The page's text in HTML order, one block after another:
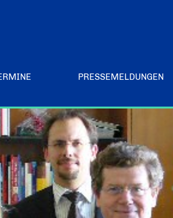
PRESSEMELDUNGEN
Merchandising-Klamotten